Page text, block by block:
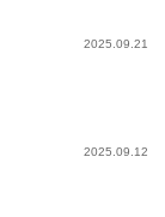
2025.09.21
2025.09.12